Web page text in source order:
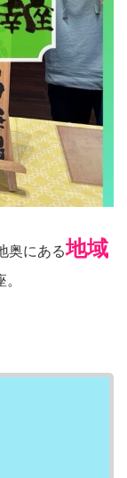
奥にある地域